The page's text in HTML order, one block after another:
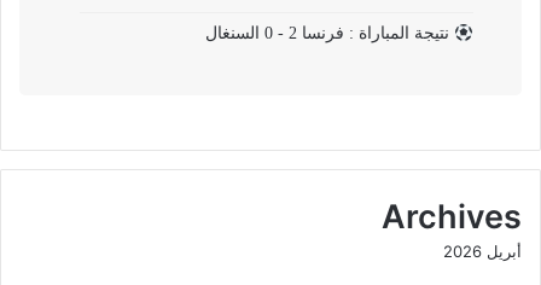
نتيجة المباراة : فرنسا 2 - 0 السنغال
Archives
أبريل 2026